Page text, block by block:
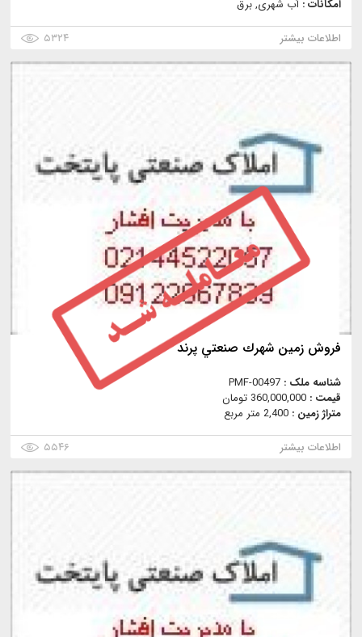
امکانات : آب شهری, برق
اطلاعات بیشتر
۵۳۲۴
فروش زمين شهرك صنعتي پرند
شناسه ملک : PMF-00497
قیمت : 360,000,000 تومان
متراژ زمین : 2,400 متر مربع
اطلاعات بیشتر
۵۵۴۶